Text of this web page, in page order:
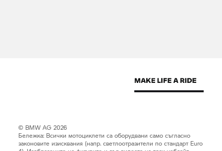
© BMW AG 2026
Бележка: Всички мотоциклети са оборудвани само съгласно
законовите изисквания (напр. светлоотразители по стандарт Euro